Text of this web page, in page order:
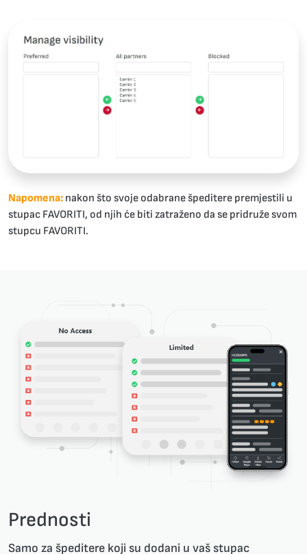
Napomena: nakon što svoje odabrane špeditere premjestili u
stupac FAVORITI, od njih će biti zatraženo da se pridruže svom
stupcu FAVORITI.
Prednosti
Samo za špeditere koji su dodani u vaš stupac